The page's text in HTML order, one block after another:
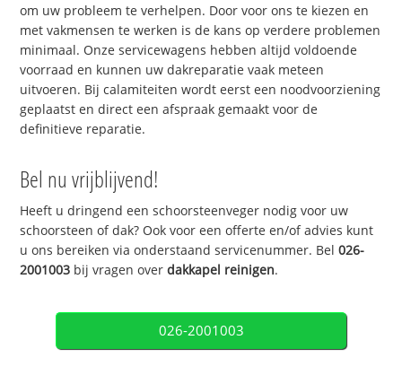
om uw probleem te verhelpen. Door voor ons te kiezen en
met vakmensen te werken is de kans op verdere problemen
minimaal. Onze servicewagens hebben altijd voldoende
voorraad en kunnen uw dakreparatie vaak meteen
uitvoeren. Bij calamiteiten wordt eerst een noodvoorziening
geplaatst en direct een afspraak gemaakt voor de
definitieve reparatie.
Bel nu vrijblijvend!
Heeft u dringend een schoorsteenveger nodig voor uw
schoorsteen of dak? Ook voor een offerte en/of advies kunt
u ons bereiken via onderstaand servicenummer. Bel026-
2001003 bij vragen overdakkapel reinigen.
026-2001003